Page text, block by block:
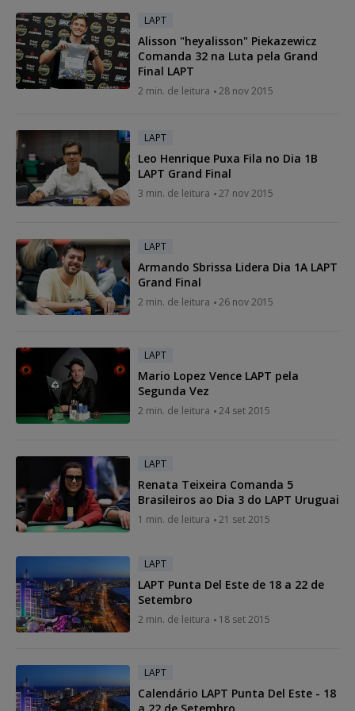
LAPT
Alisson "heyalisson" Piekazewicz
Comanda 32 na Luta pela Grand
Final LAPT
2 min. de leitura 28 nov 2015
LAPT
Leo Henrique Puxa Fila no Dia 1B
LAPT Grand Final
3 min. de leitura 27 nov 2015
LAPT
Armando Sbrissa Lidera Dia 1A LAPT
Grand Final
2 min. de leitura 26 nov 2015
LAPT
Mario Lopez Vence LAPT pela
Segunda Vez
2 min. de leitura 24 set 2015
LAPT
Renata Teixeira Comanda 5
Brasileiros ao Dia 3 do LAPT Uruguai
1 min. de leitura 21 set 2015
LAPT
LAPT Punta Del Este de 18 a 22 de
Setembro
2 min. de leitura 18 set 2015
LAPT
Calendário LAPT Punta Del Este - 18